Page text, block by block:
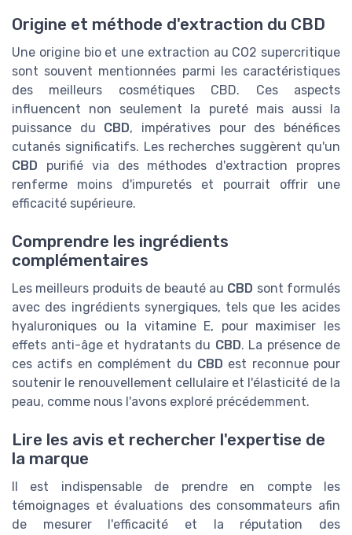
Origine et méthode d'extraction du CBD
Une origine bio et une extraction au CO2 supercritique
sont souvent mentionnées parmi les caractéristiques
des meilleurs cosmétiques CBD. Ces aspects
influencent non seulement la pureté mais aussi la
puissance du CBD, impératives pour des bénéfices
cutanés significatifs. Les recherches suggèrent qu'un
CBD purifié via des méthodes d'extraction propres
renferme moins d'impuretés et pourrait offrir une
efficacité supérieure.
Comprendre les ingrédients
complémentaires
Les meilleurs produits de beauté au CBD sont formulés
avec des ingrédients synergiques, tels que les acides
hyaluroniques ou la vitamine E, pour maximiser les
effets anti-âge et hydratants du CBD. La présence de
ces actifs en complément du CBD est reconnue pour
soutenir le renouvellement cellulaire et l'élasticité de la
peau, comme nous l'avons exploré précédemment.
Lire les avis et rechercher l'expertise de
la marque
Il est indispensable de prendre en compte les
témoignages et évaluations des consommateurs afin
de mesurer l'efficacité et la réputation des